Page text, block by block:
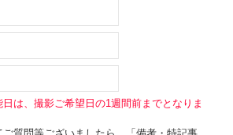
は、撮影ご希望日の1週間前までとなりま